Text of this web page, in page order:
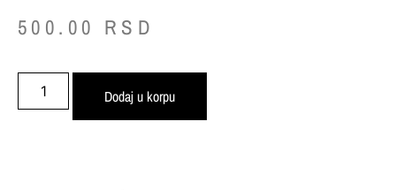
500.00 RSD
Dodaj u korpu